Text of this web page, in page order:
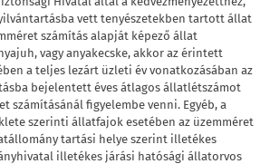
vett tenyészetekben tartott állat
számítás alapját képező állat
vagy anyakecske, akkor az érintett
a teljes lezárt üzleti év vonatkozásában az
bejelentett éves átlagos állatlétszámot
számításánál figyelembe venni. Egyéb, a
szerinti állatfajok esetében az üzemméret
tartási helye szerint illetékes
illetékes járási hatósági állatorvos